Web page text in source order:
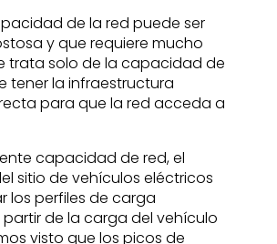
de la red puede ser
y que requiere mucho
trata solo de la capacidad de
tener la infraestructura
para que la red acceda a
capacidad de red, el
sitio de vehículos eléctricos
los perfiles de carga
de la carga del vehículo
visto que los picos de